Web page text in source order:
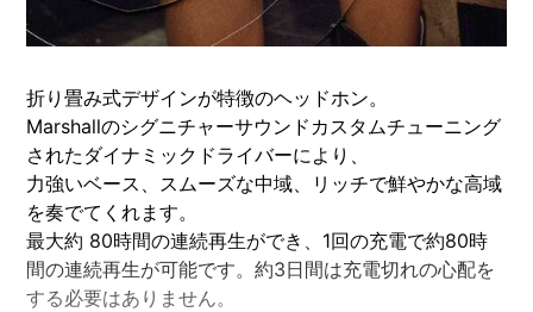
折り畳み式デザインが特徴のヘッドホン。
Marshallのシグニチャーサウンドカスタムチューニング
されたダイナミックドライバーにより、
力強いベース、スムーズな中域、リッチで鮮やかな高域
を奏でてくれます。
最大約 80時間の連続再生ができ、1回の充電で約80時
間の連続再生が可能です。約3日間は充電切れの心配を
する必要はありません。